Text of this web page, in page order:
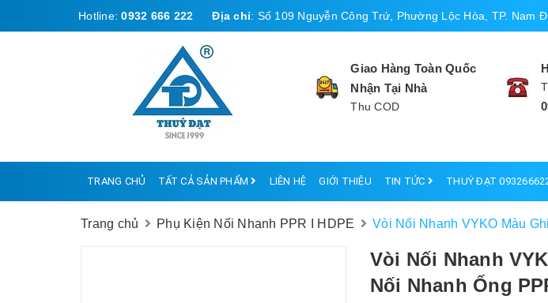
Hotline:0932 666 222 Địa chỉ: Số 109 Nguyễn Công Trứ, Phường Lộc Hòa, TP. Nam
Giao Hàng Toàn Quốc
Nhận Tại Nhà
Thu COD
TRANG CHỦ TẤT CẢ SẢN PHẨM LIÊN HỆ GIỚI THIỆU TIN TỨC THUÝ ĐẠT
Trang chủ Phụ Kiện Nối Nhanh PPR I HDPE Vòi Nối Nhanh VYKO Màu
Vòi Nối Nhanh
Nối Nhanh Ống